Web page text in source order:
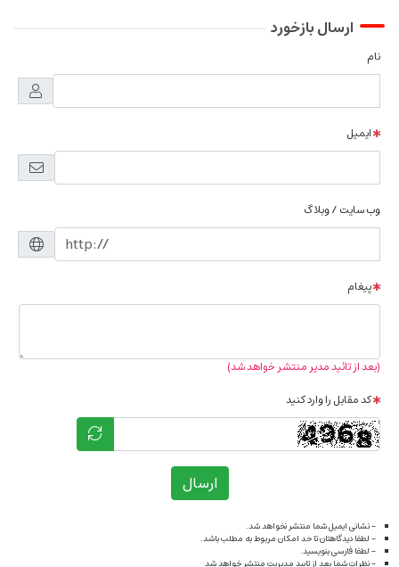
ارسال بازخورد
نام
ایمیل
وب سایت / وبلاگ
پیغام
(بعد از تائید مدیر منتشر خواهد شد)
کد مقابل را وارد کنید
ارسال
- نشانی ایمیل شما منتشر نخواهد شد.
- لطفا دیدگاهتان تا حد امکان مربوط به مطلب باشد.
- لطفا فارسی بنویسید.
- نظرات شما بعد از تایید مدیریت منتشر خواهد شد